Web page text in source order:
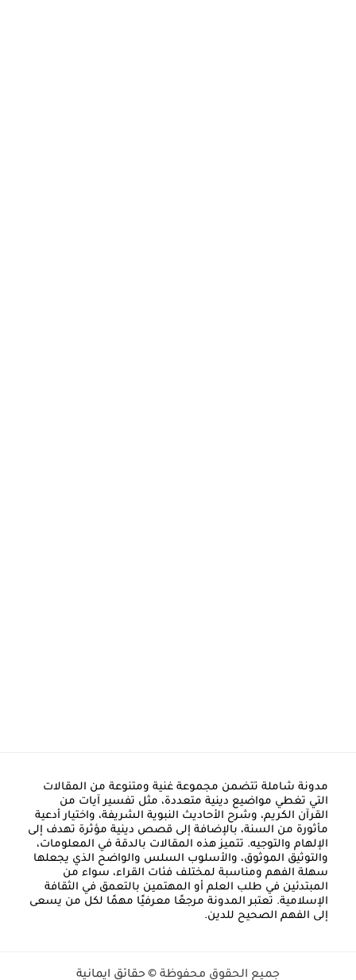
مدونة شاملة تتضمن مجموعة غنية ومتنوعة من المقالات
التي تغطي مواضيع دينية متعددة، مثل تفسير آيات من
القرآن الكريم، وشرح الأحاديث النبوية الشريفة، واختيار أدعية
مأثورة من السنة، بالإضافة إلى قصص دينية مؤثرة تهدف إلى
الإلهام والتوجيه. تتميز هذه المقالات بالدقة في المعلومات،
والتوثيق الموثوق، والأسلوب السلس والواضح الذي يجعلها
سهلة الفهم ومناسبة لمختلف فئات القراء، سواء من
المبتدئين في طلب العلم أو المهتمين بالتعمق في الثقافة
الإسلامية. تعتبر المدونة مرجعًا معرفيًا مهمًا لكل من يسعى
إلى الفهم الصحيح للدين.
جميع الحقوق محفوظة ©حقائق ايمانية